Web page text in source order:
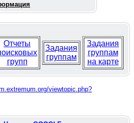
Отчеты
групп
Задания
группам
Задания
группам
на карте
viewtopic.php?